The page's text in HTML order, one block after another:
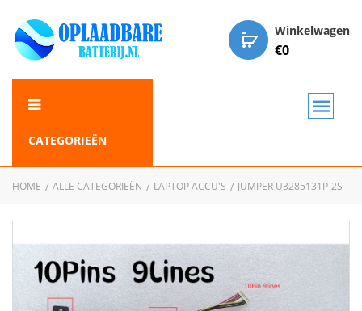
Winkelwagen
€0
CATEGORIEËN
HOME ALLE CATEGORIEËN LAPTOP ACCU'S JUMPER U3285131P-2S